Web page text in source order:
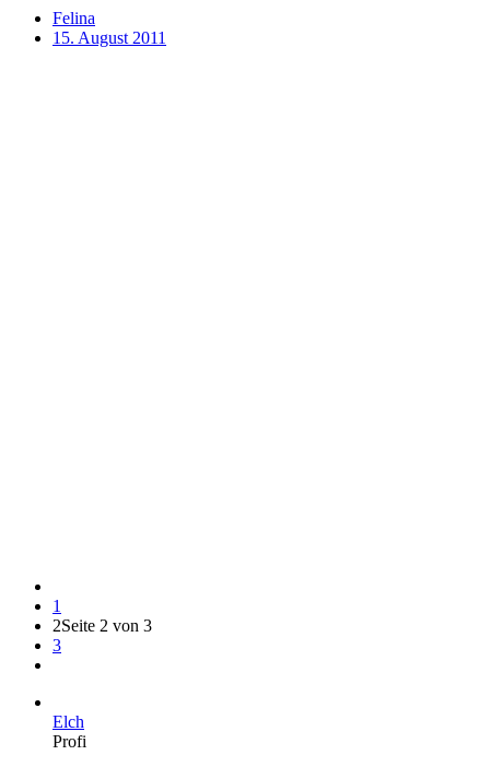
Felina
15. August 2011
1
2Seite 2 von 3
3
Elch
Profi